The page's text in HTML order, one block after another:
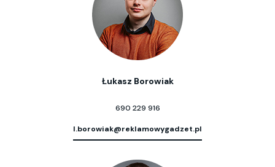
Łukasz Borowiak
690 229 916
l.borowiak@reklamowygadzet.pl